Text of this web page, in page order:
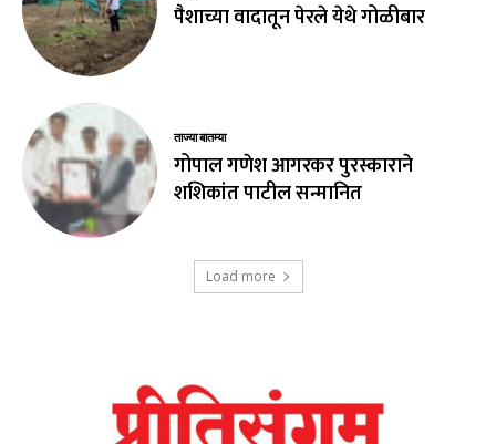
पैशाच्या वादातून पेरले येथे गोळीबार
ताज्या बातम्या
गोपाल गणेश आगरकर पुरस्काराने
शशिकांत पाटील सन्मानित
Load more